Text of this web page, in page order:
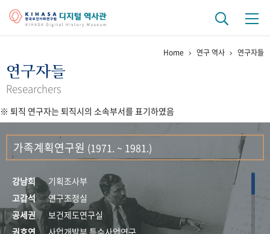
걸어온 길 기관 변천사
연구 역사
정책과 연구 키워드로 보는 연구 역사
연구자들
간행물 변천사
기록물 아카이브
사진 아카이브 문서 기록물 행정박물 영상 기록물
Home 연구 역사 연구자들
연구자들
Researchers
※ 퇴직 연구자는 퇴직시의 소속부서를 표기하였음
가족계획연구원 (1971. ~ 1981.)
강남희
기획조사부
고갑석
연구조정실
공세권
보건제도연구실